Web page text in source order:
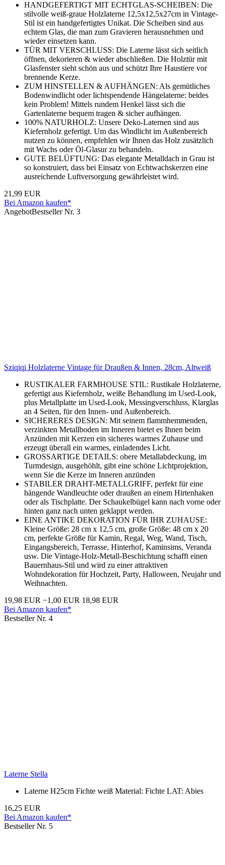
HANDGEFERTIGT MIT ECHTGLAS-SCHEIBEN: Die
stilvolle weiß-graue Holzlaterne 12,5x12,5x27cm in Vintage-
Stil ist ein handgefertigtes Unikat. Die Scheiben sind aus
echtem Glas, die man zum Gravieren herausnehmen und
wieder einsetzen kann.
TÜR MIT VERSCHLUSS: Die Laterne lässt sich seitlich
öffnen, dekorieren & wieder abschließen. Die Holztür mit
Glasfenster sieht schön aus und schützt Ihre Haustiere vor
brennende Kerze.
ZUM HINSTELLEN & AUFHÄNGEN: Als gemütliches
Bodenwindlicht oder lichtspendende Hängelaterne: beides
kein Problem! Mittels rundem Henkel lässt sich die
Gartenlaterne bequem tragen & sicher aufhängen.
100% NATURHOLZ: Unsere Deko-Laternen sind aus
Kiefernholz gefertigt. Um das Windlicht im Außenbereich
nutzen zu können, empfehlen wir Ihnen das Holz zusätzlich
mit Wachs oder Öl-Glasur zu behandeln.
GUTE BELÜFTUNG: Das elegante Metalldach in Grau ist
so konstruiert, dass bei Einsatz von Echtwachskerzen eine
ausreichende Luftversorgung gewährleistet wird.
21,99 EUR
Bei Amazon kaufen*
AngebotBestseller Nr. 3
Sziqiqi Holzlaterne Vintage für Draußen & Innen, 28cm, Altweiß
RUSTIKALER FARMHOUSE STIL: Rustikale Holzlaterne,
gefertigt aus Kiefernholz, weiße Behandlung im Used-Look,
plus Metallplatte im Used-Look, Messingverschluss, Klarglas
an 4 Seiten, für den Innen- und Außenbereich.
SICHERERES DESIGN: Mit seinem flammhemmenden,
verzinkten Metallboden im Inneren bietet es Ihnen beim
Anzünden mit Kerzen ein sicheres warmes Zuhause und
erzeugt überall ein warmes, einladendes Licht.
GROSSARTIGE DETAILS: obere Metallabdeckung, im
Turmdesign, ausgehöhlt, gibt eine schöne Lichtprojektion,
wenn Sie die Kerze im Inneren anzünden
STABILER DRAHT-METALLGRIFF, perfekt für eine
hängende Wandleuchte oder draußen an einem Hirtenhaken
oder als Tischplatte. Der Schaukelbügel kann nach vorne oder
hinten ganz nach unten geklappt werden.
EINE ANTIKE DEKORATION FÜR IHR ZUHAUSE:
Kleine Größe: 28 cm x 12,5 cm, große Größe: 48 cm x 20
cm, perfekte Größe für Kamin, Regal, Weg, Wand, Tisch,
Eingangsbereich, Terrasse, Hinterhof, Kaminsims, Veranda
usw. Die Vintage-Holz-Metall-Beschichtung schafft einen
Bauernhaus-Stil und wird zu einer attraktiven
Wohndekoration für Hochzeit, Party, Halloween, Neujahr und
Weihnachten.
19,98 EUR −1,00 EUR 18,98 EUR
Bei Amazon kaufen*
Bestseller Nr. 4
Laterne Stella
Laterne H25cm Fichte weiß Material: Fichte LAT: Abies
16,25 EUR
Bei Amazon kaufen*
Bestseller Nr. 5